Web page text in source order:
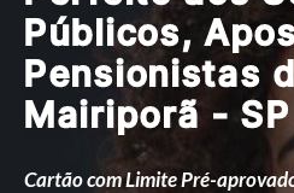
Públicos,
Pensionistas
Mairiporã - SP
Cartão com Limite Pré-